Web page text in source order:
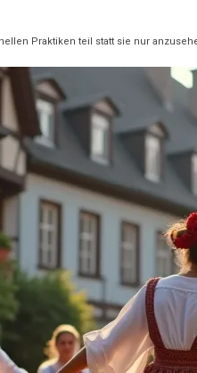
Praktiken teil statt sie nur